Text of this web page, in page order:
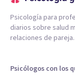
Psicología para
diarios sobre salud
relaciones de pareja.
Psicólogos con los